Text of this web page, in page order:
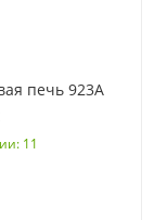
печь 923A
11